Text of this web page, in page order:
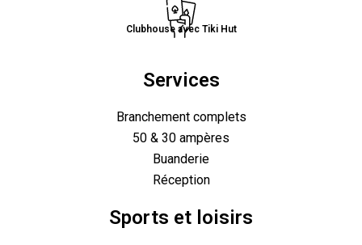
Clubhouse avec Tiki Hut
Services
Branchement complets
50 & 30 ampères
Buanderie
Réception
Sports et loisirs